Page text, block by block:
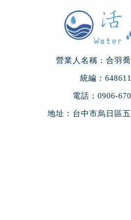
營業人名稱：合羽
統編：
電話： 0906-
地址： 台中市烏日區